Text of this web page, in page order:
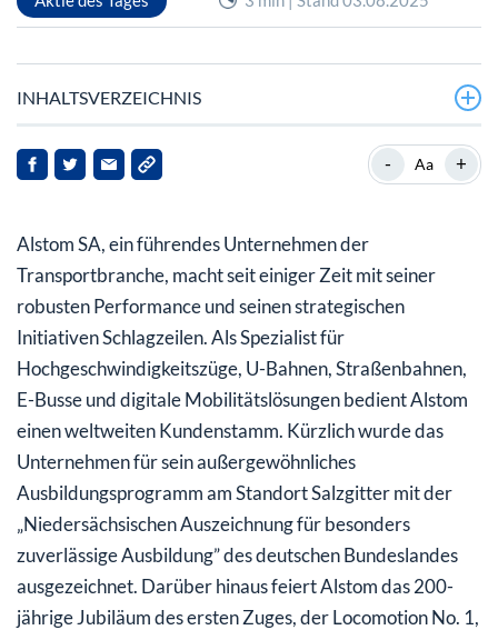
INHALTSVERZEICHNIS
Wie feiert Alstom das 200-jährige Jubiläum des ersten
Zuges?
Ist die Alstom-Aktie überbewertet oder unterbewertet?
- Aa +
Alstom SA, ein führendes Unternehmen der
Transportbranche, macht seit einiger Zeit mit seiner
robusten Performance und seinen strategischen
Initiativen Schlagzeilen. Als Spezialist für
Hochgeschwindigkeitszüge, U-Bahnen, Straßenbahnen,
E-Busse und digitale Mobilitätslösungen bedient Alstom
einen weltweiten Kundenstamm. Kürzlich wurde das
Unternehmen für sein außergewöhnliches
Ausbildungsprogramm am Standort Salzgitter mit der
„Niedersächsischen Auszeichnung für besonders
zuverlässige Ausbildung” des deutschen Bundeslandes
ausgezeichnet. Darüber hinaus feiert Alstom das 200-
jährige Jubiläum des ersten Zuges, der Locomotion No. 1,